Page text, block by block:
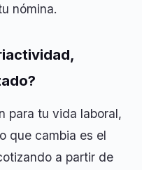
nómina.
para tu vida laboral,
que cambia es el
a partir de